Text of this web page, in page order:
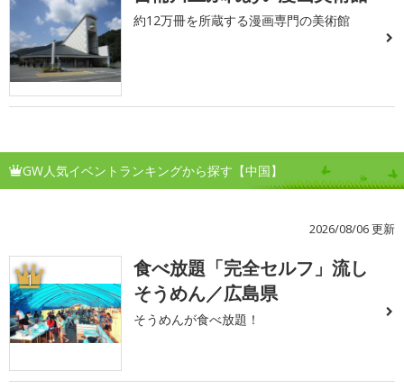
約12万冊を所蔵する漫画専門の美術館
GW人気イベントランキングから探す【中国】
2026/08/06 更新
1
食べ放題「完全セルフ」流し
そうめん／広島県
そうめんが食べ放題！